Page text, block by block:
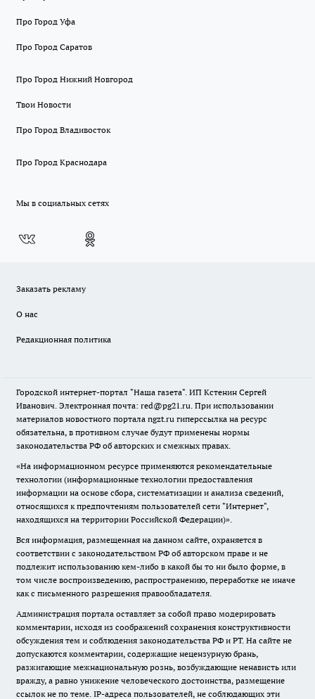
Про Город Уфа
Про Город Саратов
Про Город Нижний Новгород
Твои Новости
Про Город Владивосток
Про Город Краснодара
Мы в социальных сетях
Заказать рекламу
О нас
Редакционная политика
Городской интернет-портал "Наша газета". ИП Кстенин Сергей
Иванович. Электронная почта: red@pg21.ru. При использовании
материалов новостного портала ngzt.ru гиперссылка на ресурс
обязательна, в противном случае будут применены нормы
законодательства РФ об авторских и смежных правах.
«На информационном ресурсе применяются рекомендательные
технологии (информационные технологии предоставления
информации на основе сбора, систематизации и анализа сведений,
относящихся к предпочтениям пользователей сети "Интернет",
находящихся на территории Российской Федерации)».
Вся информация, размещенная на данном сайте, охраняется в
соответствии с законодательством РФ об авторском праве и не
подлежит использованию кем-либо в какой бы то ни было форме, в
том числе воспроизведению, распространению, переработке не иначе
как с письменного разрешения правообладателя.
Администрация портала оставляет за собой право модерировать
комментарии, исходя из соображений сохранения конструктивности
обсуждения тем и соблюдения законодательства РФ и РТ. На сайте не
допускаются комментарии, содержащие нецензурную брань,
разжигающие межнациональную рознь, возбуждающие ненависть или
вражду, а равно унижение человеческого достоинства, размещение
ссылок не по теме. IP-адреса пользователей, не соблюдающих эти